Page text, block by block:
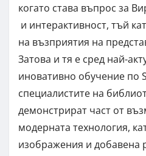
когато става въпрос за
и интерактивност, тъй
на възприятия на
Затова и тя е сред най-
иновативно обучение по
специалистите на
демонстрират част от
модерната технология,
изображения и добавена